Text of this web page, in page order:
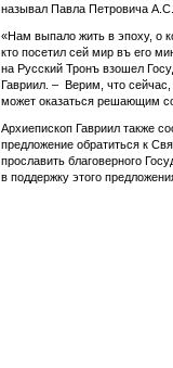
называл Павла Петровича
«Нам выпало жить в эпоху, о
кто посетил сей мир въ его
на Русский Тронъ взошел
Гавриил. – Верим, что
может оказаться решающим
Архиепископ Гавриил также
предложение обратиться к
прославить благоверного
в поддержку этого